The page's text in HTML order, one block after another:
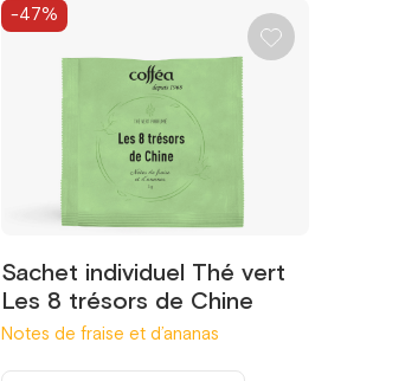
Sachet individuel Thé vert
Les 8 trésors de Chine
Notes de fraise et d’ananas
-47%